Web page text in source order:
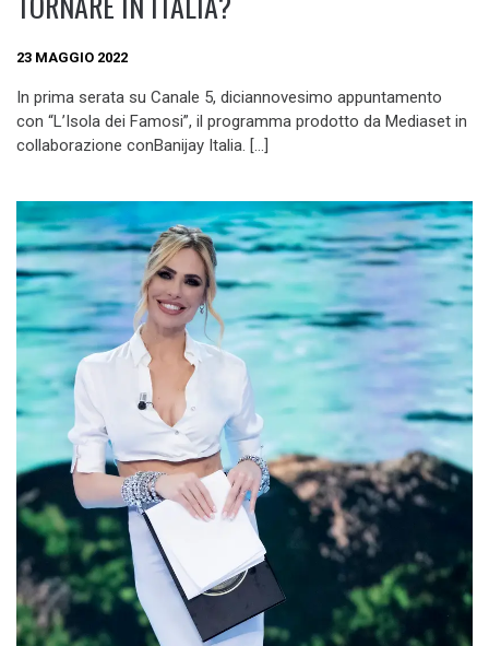
23 MAGGIO 2022
In prima serata su Canale 5, diciannovesimo appuntamento
con “L’Isola dei Famosi”, il programma prodotto da Mediaset in
collaborazione conBanijay Italia. […]